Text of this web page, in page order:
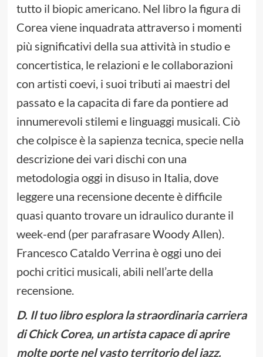
tutto il biopic americano. Nel libro la figura di
Corea viene inquadrata attraverso i momenti
più significativi della sua attività in studio e
concertistica, le relazioni e le collaborazioni
con artisti coevi, i suoi tributi ai maestri del
passato e la capacita di fare da pontiere ad
innumerevoli stilemi e linguaggi musicali. Ciò
che colpisce è la sapienza tecnica, specie nella
descrizione dei vari dischi con una
metodologia oggi in disuso in Italia, dove
leggere una recensione decente è difficile
quasi quanto trovare un idraulico durante il
week-end (per parafrasare Woody Allen).
Francesco Cataldo Verrina è oggi uno dei
pochi critici musicali, abili nell’arte della
recensione.
D. Il tuo libro esplora la straordinaria carriera
di Chick Corea, un artista capace di aprire
molte porte nel vasto territorio del jazz.